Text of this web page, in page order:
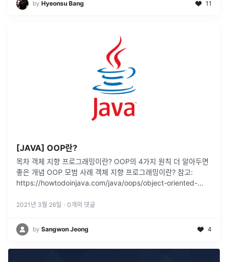
by Hyeonsu Bang 11
[JAVA] OOP란?
목차 객체 지향 프로그래밍이란? OOP의 4가지 원칙 더 알아두면
좋은 개념 OOP 모범 사례 객체 지향 프로그래밍이란? 참고:
https://howtodoinjava.com/java/oops/object-oriented-
2021년 3월 26일 · 0개의 댓글
by Sangwon Jeong 4